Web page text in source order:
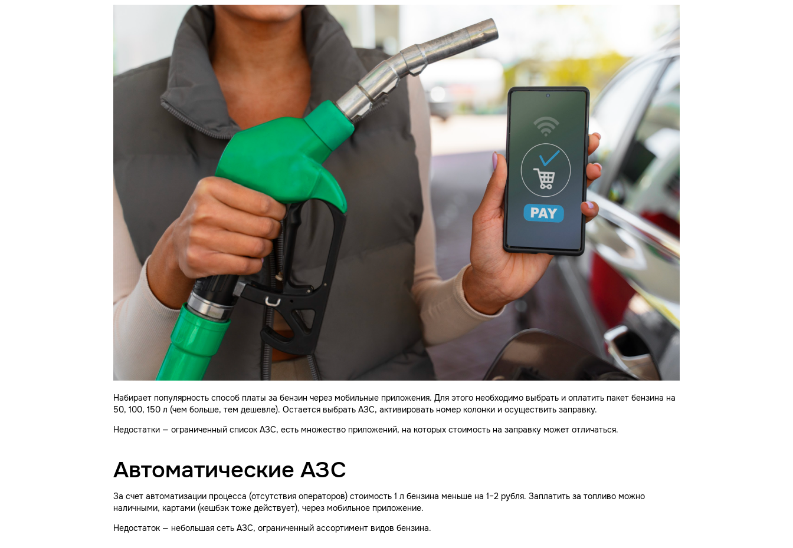
Набирает популярность способ платы за бензин через мобильные приложения. Для этого необходимо выбрать и оплатить пакет бензина на
50, 100, 150 л (чем больше, тем дешевле). Остается выбрать АЗС, активировать номер колонки и осуществить заправку.
Недостатки — ограниченный список АЗС, есть множество приложений, на которых стоимость на заправку может отличаться.
Автоматические АЗС
За счет автоматизации процесса (отсутствия операторов) стоимость 1 л бензина меньше на 1–2 рубля. Заплатить за топливо можно
наличными, картами (кешбэк тоже действует), через мобильное приложение.
Недостаток — небольшая сеть АЗС, ограниченный ассортимент видов бензина.